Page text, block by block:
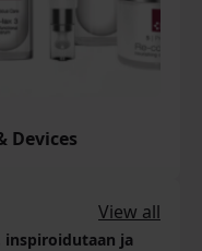
Devices
View all
inspiroidutaan ja